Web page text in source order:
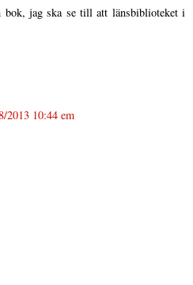
bok, jag ska se till att länsbiblioteket i
2013 10:44 em